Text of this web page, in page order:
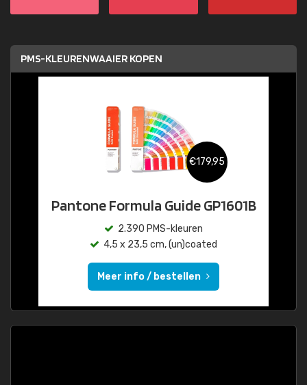
PMS-KLEURENWAAIER KOPEN
€179,95
Pantone Formula Guide GP1601B
2.390 PMS-kleuren
4,5 x 23,5 cm, (un)coated
Meer info / bestellen